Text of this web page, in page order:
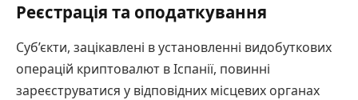
Реєстрація та оподаткування
Суб’єкти, зацікавлені в установленні видобуткових
операцій криптовалют в Іспанії, повинні
зареєструватися у відповідних місцевих органах